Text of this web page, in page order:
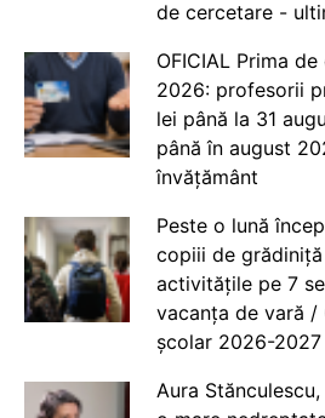
de cercetare -
OFICIAL Prima
2026: profesorii
lei până la 31
până în august
învățământ
Peste o lună
copiii de
activitățile pe 7
vacanța de vară /
școlar 2026-
Aura